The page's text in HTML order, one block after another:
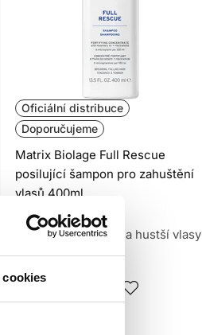
cookies
Oficiální distribuce
Doporučujeme
Matrix Biolage Full Rescue
posilující šampon pro zahuštění
vlasů 400ml
Matrix
Šampony na objem a hustší vlasy
605 Kč